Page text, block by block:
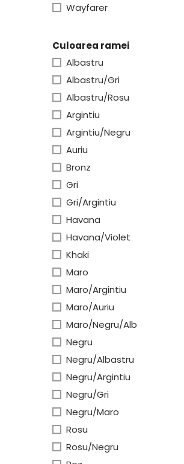
Wayfarer
Culoarea ramei
Albastru
Albastru/Gri
Albastru/Rosu
Argintiu
Argintiu/Negru
Auriu
Bronz
Gri
Gri/Argintiu
Havana
Havana/Violet
Khaki
Maro
Maro/Argintiu
Maro/Auriu
Maro/Negru/Alb
Negru
Negru/Albastru
Negru/Argintiu
Negru/Gri
Negru/Maro
Rosu
Rosu/Negru